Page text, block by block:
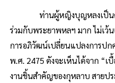
ท่านผู้หญิงบุญหลงเป็นคน
ร่วมกับพระยาพหลฯ มาก ไม่เ
การอภิวัฒน์เปลี่ยนแปลงการปก
พ.ศ. 2475 ดังจะเห็นได้จาก “
งานชิ้นสำคัญของกุหลาบ สายปร